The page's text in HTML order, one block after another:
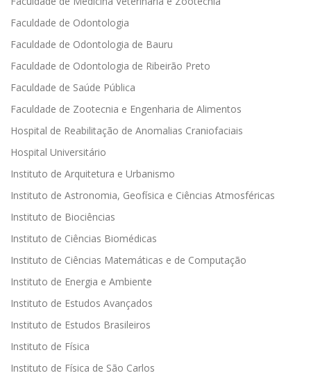
Faculdade de Odontologia
Faculdade de Odontologia de Bauru
Faculdade de Odontologia de Ribeirão Preto
Faculdade de Saúde Pública
Faculdade de Zootecnia e Engenharia de Alimentos
Hospital de Reabilitação de Anomalias Craniofaciais
Hospital Universitário
Instituto de Arquitetura e Urbanismo
Instituto de Astronomia, Geofísica e Ciências Atmosféricas
Instituto de Biociências
Instituto de Ciências Biomédicas
Instituto de Ciências Matemáticas e de Computação
Instituto de Energia e Ambiente
Instituto de Estudos Avançados
Instituto de Estudos Brasileiros
Instituto de Física
Instituto de Física de São Carlos